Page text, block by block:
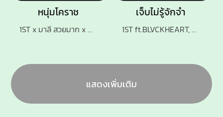
หนุ่มโคราช
1ST x มาลี สวยมาก x NA
เจ็บไม่รู้จักจำ
1ST ft.BLVCKHEART, 2T FLOW, SARAN
แสดงเพิ่มเติม